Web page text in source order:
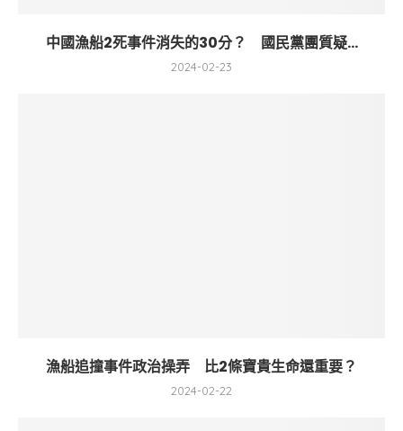
中國漁船2死事件消失的30分？ 國民黨團質疑...
2024-02-23
漁船追撞事件政治操弄 比2條寶貴生命還重要？
2024-02-22